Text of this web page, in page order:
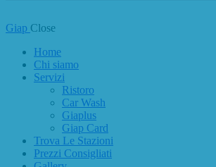
Giap Close
Home
Chi siamo
Servizi
Ristoro
Car Wash
Giaplus
Giap Card
Trova Le Stazioni
Prezzi Consigliati